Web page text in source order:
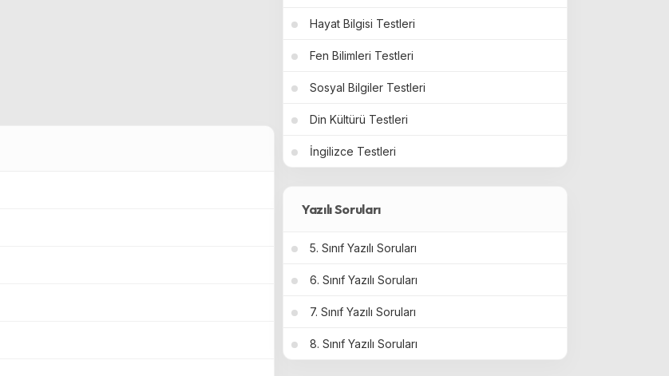
Hayat Bilgisi Testleri
Fen Bilimleri Testleri
Sosyal Bilgiler Testleri
Din Kültürü Testleri
İngilizce Testleri
Yazılı Soruları
5. Sınıf Yazılı Soruları
6. Sınıf Yazılı Soruları
7. Sınıf Yazılı Soruları
8. Sınıf Yazılı Soruları